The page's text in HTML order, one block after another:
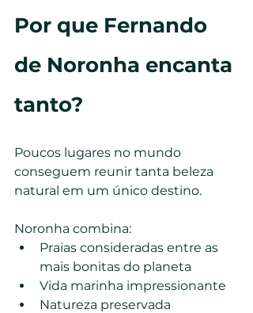
Por que Fernando
de Noronha encanta
tanto?
Poucos lugares no mundo
conseguem reunir tanta beleza
natural em um único destino.
Noronha combina:
Praias consideradas entre as
mais bonitas do planeta
Vida marinha impressionante
Natureza preservada